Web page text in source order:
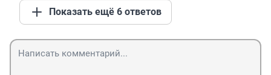
Показать ещё 6 ответов